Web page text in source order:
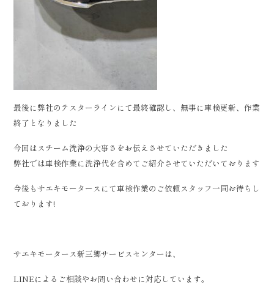
最後に弊社のテスターラインにて最終確認し、無事に車検更新、作業
終了となりました
今回はスチーム洗浄の大事さをお伝えさせていただきました
弊社では車検作業に洗浄代を含めてご紹介させていただいております
今後もサエキモータースにて車検作業のご依頼スタッフ一同お待ちし
ております!
サエキモータース新三郷サービスセンターは、
LINEによるご相談やお問い合わせに対応しています。